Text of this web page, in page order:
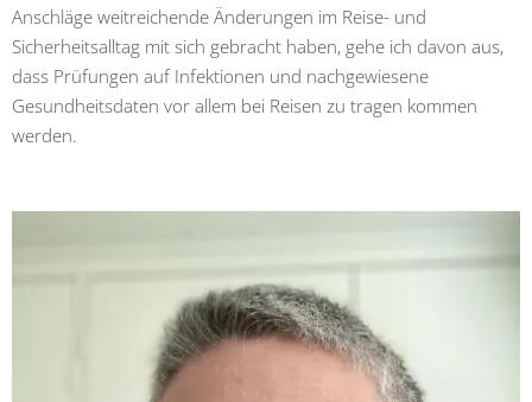
Anschläge weitreichende Änderungen im Reise- und
Sicherheitsalltag mit sich gebracht haben, gehe ich davon aus,
dass Prüfungen auf Infektionen und nachgewiesene
Gesundheitsdaten vor allem bei Reisen zu tragen kommen
werden.